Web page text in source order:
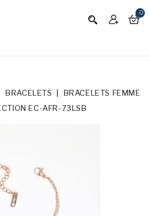
0
BRACELETS
BRACELETS FEMME
EC-AFR-73LSB